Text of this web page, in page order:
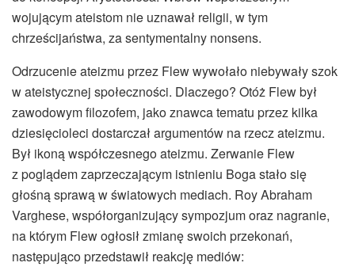
wojującym ateistom nie uznawał religii, w tym
chrześcijaństwa, za sentymentalny nonsens.
Odrzucenie ateizmu przez Flew wywołało niebywały szok
w ateistycznej społeczności. Dlaczego? Otóż Flew był
zawodowym filozofem, jako znawca tematu przez kilka
dziesięcioleci dostarczał argumentów na rzecz ateizmu.
Był ikoną współczesnego ateizmu. Zerwanie Flew
z poglądem zaprzeczającym istnieniu Boga stało się
głośną sprawą w światowych mediach. Roy Abraham
Varghese, współorganizujący sympozjum oraz nagranie,
na którym Flew ogłosił zmianę swoich przekonań,
następująco przedstawił reakcję mediów: